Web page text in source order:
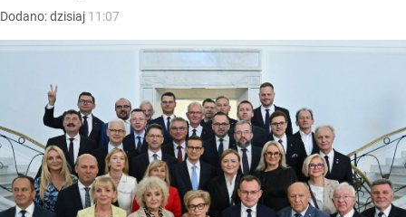
Dodano:dzisiaj 11:07